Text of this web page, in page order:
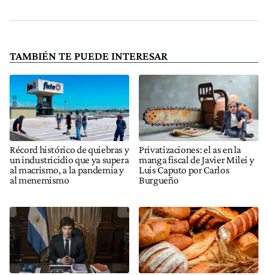
TAMBIÉN TE PUEDE INTERESAR
Récord histórico de quiebras y
un industricidio que ya supera
al macrismo, a la pandemia y
al menemismo
Privatizaciones: el as en la
manga fiscal de Javier Milei y
Luis Caputo por Carlos
Burgueño